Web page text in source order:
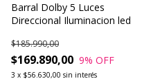
Barral Dolby 5 Luces
Direccional Iluminacion led
$169.890,00
$185.990,00
9% OFF
3 x $56.630,00 sin interés